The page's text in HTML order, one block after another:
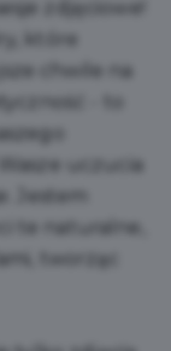
zdjęciowe!
które
chwile na
- to
uczucia
Jestem
te naturalne,
tworząc